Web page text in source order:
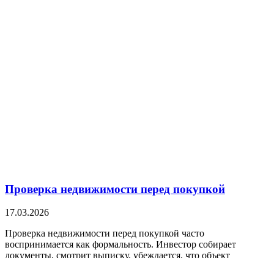
Проверка недвижимости перед покупкой
17.03.2026
Проверка недвижимости перед покупкой часто
воспринимается как формальность. Инвестор собирает
документы, смотрит выписку, убеждается, что объект